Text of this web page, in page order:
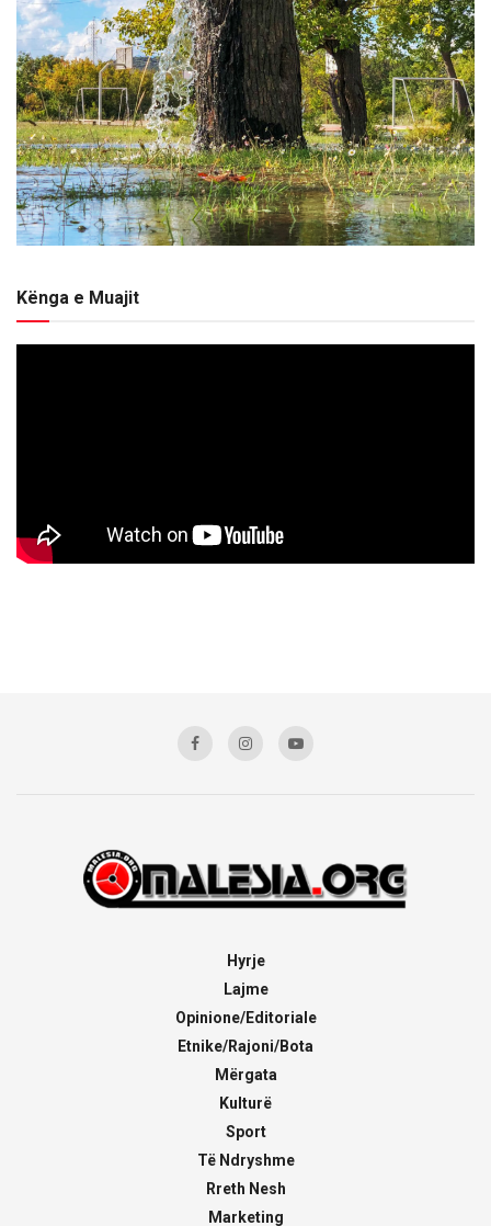
Kënga e Muajit
Hyrje
Lajme
Opinione/Editoriale
Etnike/Rajoni/Bota
Mërgata
Kulturë
Sport
Të Ndryshme
Rreth Nesh
Marketing